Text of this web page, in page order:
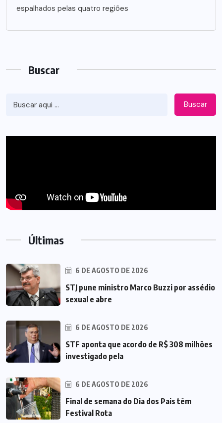
espalhados pelas quatro regiões
Buscar
Buscar
Últimas
6 DE AGOSTO DE 2026
STJ pune ministro Marco Buzzi por assédio
sexual e abre
6 DE AGOSTO DE 2026
STF aponta que acordo de R$ 308 milhões
investigado pela
6 DE AGOSTO DE 2026
Final de semana do Dia dos Pais têm
Festival Rota